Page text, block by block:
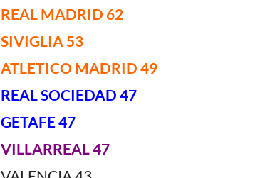
REAL MADRID 62
SIVIGLIA 53
ATLETICO MADRID 49
REAL SOCIEDAD 47
GETAFE 47
VILLARREAL 47